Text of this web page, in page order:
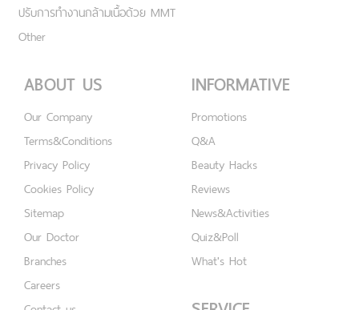
ปรับการทำงานกล้ามเนื้อด้วย MMT
Other
ABOUT US
Our Company
Terms&Conditions
Privacy Policy
Cookies Policy
Sitemap
Our Doctor
Branches
Careers
INFORMATIVE
Promotions
Q&A
Beauty Hacks
Reviews
News&Activities
Quiz&Poll
What's Hot